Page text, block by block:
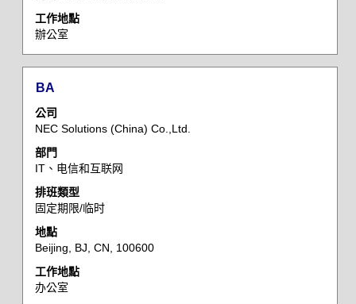
工作地點
辦公室
訊
的
內
容。
標
題
BA
公司
NEC Solutions (China) Co.,Ltd.
部門
IT、电信和互联网
排班類型
固定期限/临时
地點
Beijing, BJ, CN, 100600
工作地點
办公室
選
取
空
列
以
檢
視
工
作
訊
的